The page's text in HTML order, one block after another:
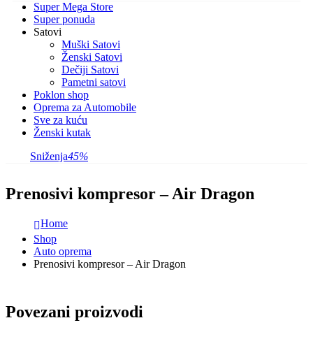
Super Mega Store
Super ponuda
Satovi
Muški Satovi
Ženski Satovi
Dečiji Satovi
Pametni satovi
Poklon shop
Oprema za Automobile
Sve za kuću
Ženski kutak
Sniženja45%
Prenosivi kompresor – Air Dragon
Home
Shop
Auto oprema
Prenosivi kompresor – Air Dragon
Povezani proizvodi